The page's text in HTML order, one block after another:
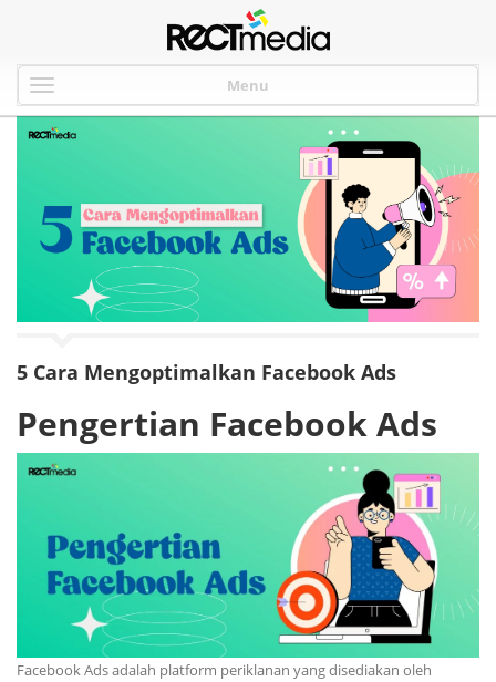
Menu
5 Cara Mengoptimalkan Facebook Ads
Pengertian Facebook Ads
Facebook Ads adalah platform periklanan yang disediakan oleh